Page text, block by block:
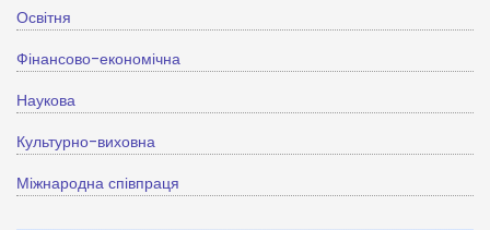
Освітня
Фінансово-економічна
Наукова
Культурно-виховна
Міжнародна співпраця